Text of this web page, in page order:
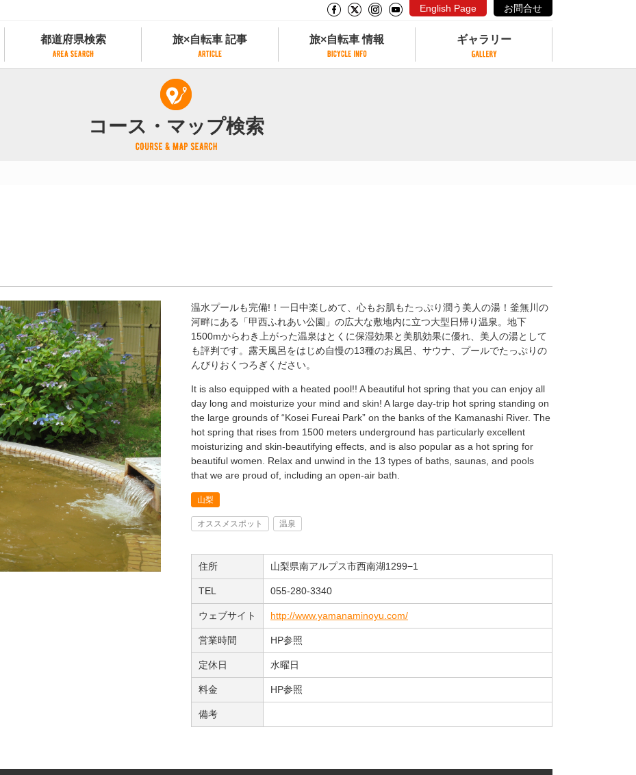
English Page お問合せ
都道府県検索
都道府県別サイクリング情報
旅×自転車 記事
旅×自転車 記事
記事一覧
カテゴリから探す
旅×自転車 情報
サイクリストにやさしい宿
サイクルトレイン
レンタサイクルがある道の駅
ギャラリー
コース・マップ検索
温水プールも完備!！一日中楽しめて、心もお肌もたっぷり潤う美人の湯！釜無川の
河畔にある「甲西ふれあい公園」の広大な敷地内に立つ大型日帰り温泉。地下
1500mからわき上がった温泉はとくに保湿効果と美肌効果に優れ、美人の湯として
も評判です。露天風呂をはじめ自慢の13種のお風呂、サウナ、プールでたっぷりの
んびりおくつろぎください。
It is also equipped with a heated pool!! A beautiful hot spring that you can enjoy all
day long and moisturize your mind and skin! A large day-trip hot spring standing on
the large grounds of “Kosei Fureai Park” on the banks of the Kamanashi River. The
hot spring that rises from 1500 meters underground has particularly excellent
moisturizing and skin-beautifying effects, and is also popular as a hot spring for
beautiful women. Relax and unwind in the 13 types of baths, saunas, and pools
that we are proud of, including an open-air bath.
山梨
オススメスポット 温泉
住所 山梨県南アルプス市西南湖1299−1
TEL 055-280-3340
ウェブサイト http://www.yamanaminoyu.com/
営業時間 HP参照
定休日 水曜日
料金 HP参照
備考